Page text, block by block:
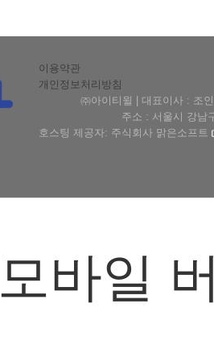
이용약관
개인정보처리방침
㈜아이티윌 | 대표이사 : 조
주소 : 서울시 강남
호스팅 제공자: 주식회사 맑은소프트
모바일